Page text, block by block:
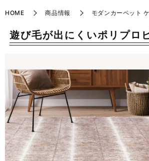
HOME 商品情報 モダンカーペット
遊び毛が出にくいポリプ